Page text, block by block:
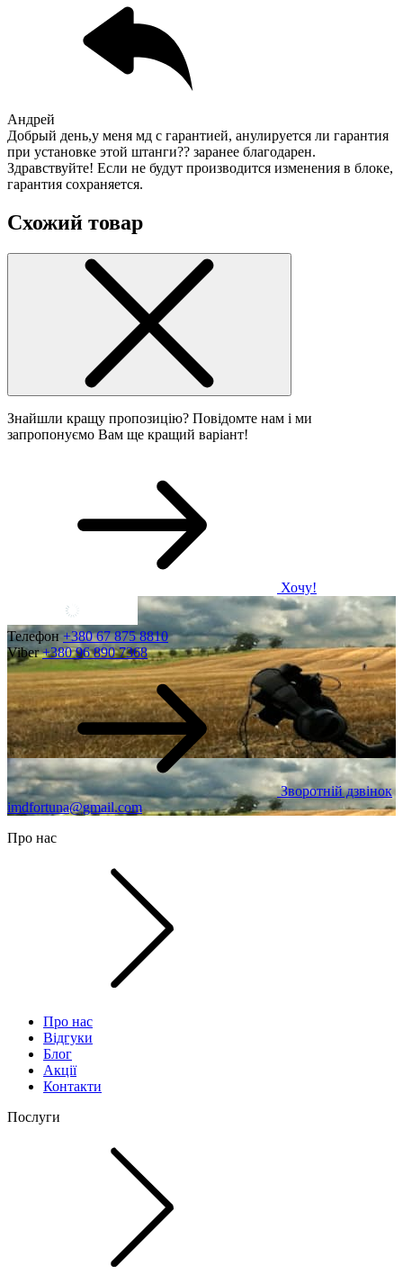
Андрей
Добрый день,у меня мд с гарантией, анулируется ли гарантия
при установке этой штанги?? заранее благодарен.
Здравствуйте! Если не будут производится изменения в блоке,
гарантия сохраняется.
Схожий товар
Знайшли кращу пропозицію? Повідомте нам і ми
запропонуємо Вам ще кращий варіант!
Хочу!
Телефон+380 67 875 8810
Viber+380 96 890 7368
Зворотній дзвінок
imdfortuna@gmail.com
Про нас
Про нас
Відгуки
Блог
Акції
Контакти
Послуги